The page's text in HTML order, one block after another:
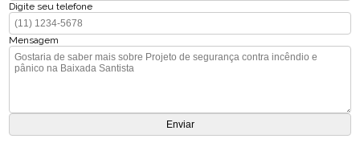
Digite seu telefone
Mensagem